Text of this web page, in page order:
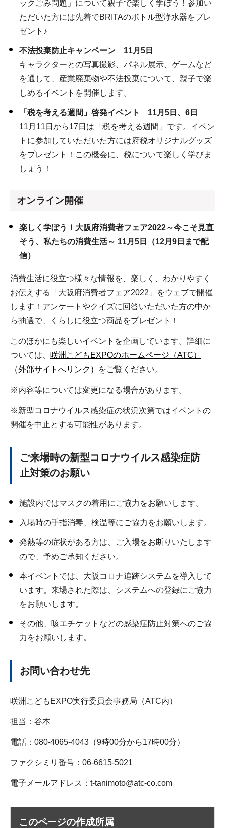
ックごみ問題」について親子で楽しく学ぼう！参加い
ただいた方には先着でBRITAのボトル型浄水器をプレ
ゼント♪
不法投棄防止キャンペーン 11月5日
キャラクターとの写真撮影、パネル展示、ゲームなど
を通して、産業廃棄物や不法投棄について、親子で楽
しめるイベントを開催します。
「税を考える週間」啓発イベント 11月5日、6日
11月11日から17日は「税を考える週間」です。イベン
トに参加していただいた方には府税オリジナルグッズ
をプレゼント！この機会に、税について楽しく学びま
しょう！
オンライン開催
楽しく学ぼう！大阪府消費者フェア2022～今こそ見直
そう、私たちの消費生活～ 11月5日（12月9日まで配
信）
消費生活に役立つ様々な情報を、楽しく、わかりやすく
お伝えする「大阪府消費者フェア2022」をウェブで開催
します！アンケートやクイズに回答いただいた方の中か
ら抽選で、くらしに役立つ商品をプレゼント！
このほかにも楽しいイベントを企画しています。詳細に
ついては、 咲洲こどもEXPOのホームページ（ATC）
（外部サイトへリンク）
をご覧ください。
※内容等については変更になる場合があります。
※新型コロナウイルス感染症の状況次第ではイベントの
開催を中止とする可能性があります。
ご来場時の新型コロナウイルス感染症防
止対策のお願い
施設内ではマスクの着用にご協力をお願いします。
入場時の手指消毒、検温等にご協力をお願いします。
発熱等の症状がある方は、ご入場をお断りいたします
ので、予めご承知ください。
本イベントでは、大阪コロナ追跡システムを導入して
います。来場された際は、システムへの登録にご協力
をお願いします。
その他、咳エチケットなどの感染症防止対策へのご協
力をお願いします。
お問い合わせ先
咲洲こどもEXPO実行委員会事務局（ATC内）
担当：谷本
電話：080-4065-4043（9時00分から17時00分）
ファクシミリ番号：06-6615-5021
電子メールアドレス：t-tanimoto@atc-co.com
このページの作成所属